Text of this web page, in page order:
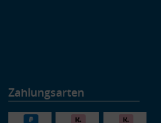
Zahlungsarten